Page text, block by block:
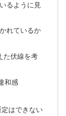
るように見
れているか
た伏線を考
和感
定はできない